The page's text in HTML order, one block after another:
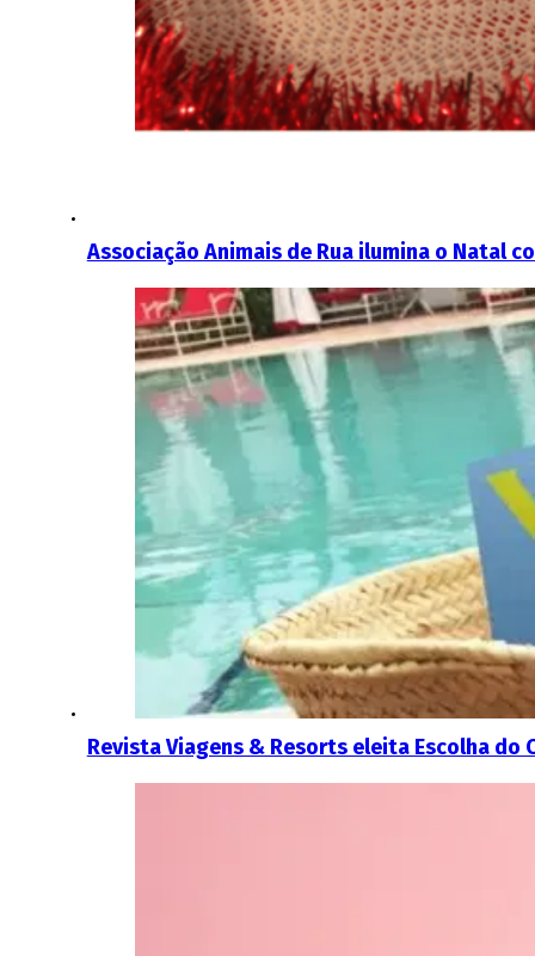
Associação Animais de Rua ilumina o Natal
Revista Viagens & Resorts eleita Escolha do